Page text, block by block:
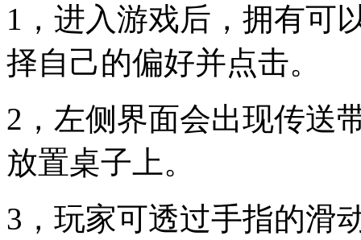
1，进入游戏后，拥有可
择自己的偏好并点击。
2，左侧界面会出现传送
放置桌子上。
3，玩家可透过手指的滑